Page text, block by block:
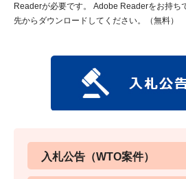
Readerが必要です。
Adobe Readerをお持ち
先からダウンロードしてください。（無料）
入札公告（WTO案件）